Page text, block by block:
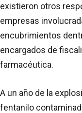
existieron otros
empresas
encubrimientos
encargados de
farmacéutica.
A un año de la
fentanilo